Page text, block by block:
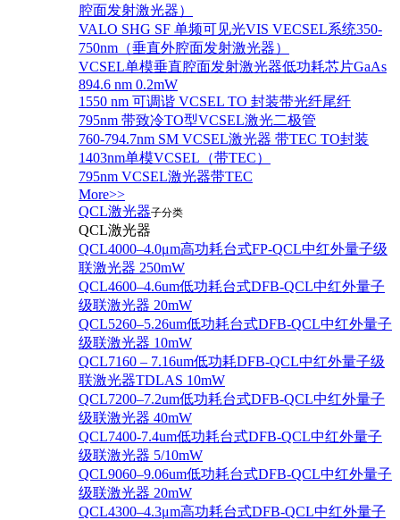
腔面发射激光器）
VALO SHG SF 单频可见光VIS VECSEL系统350-
750nm（垂直外腔面发射激光器）
VCSEL单模垂直腔面发射激光器低功耗芯片GaAs
894.6 nm 0.2mW
1550 nm 可调谐 VCSEL TO 封装带光纤尾纤
795nm 带致冷TO型VCSEL激光二极管
760-794.7nm SM VCSEL激光器 带TEC TO封装
1403nm单模VCSEL（带TEC）
795nm VCSEL激光器带TEC
More>>
QCL激光器子分类
QCL激光器
QCL4000–4.0μm高功耗台式FP-QCL中红外量子级
联激光器 250mW
QCL4600–4.6um低功耗台式DFB-QCL中红外量子
级联激光器 20mW
QCL5260–5.26um低功耗台式DFB-QCL中红外量子
级联激光器 10mW
QCL7160 – 7.16um低功耗DFB-QCL中红外量子级
联激光器TDLAS 10mW
QCL7200–7.2um低功耗台式DFB-QCL中红外量子
级联激光器 40mW
QCL7400-7.4um低功耗台式DFB-QCL中红外量子
级联激光器 5/10mW
QCL9060–9.06um低功耗台式DFB-QCL中红外量子
级联激光器 20mW
QCL4300–4.3μm高功耗台式DFB-QCL中红外量子